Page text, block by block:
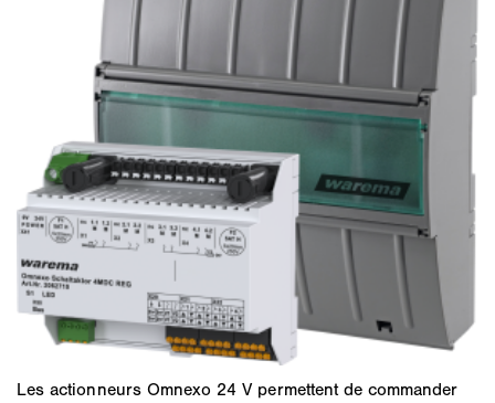
Les actionneurs Omnexo 24 V permettent de commander